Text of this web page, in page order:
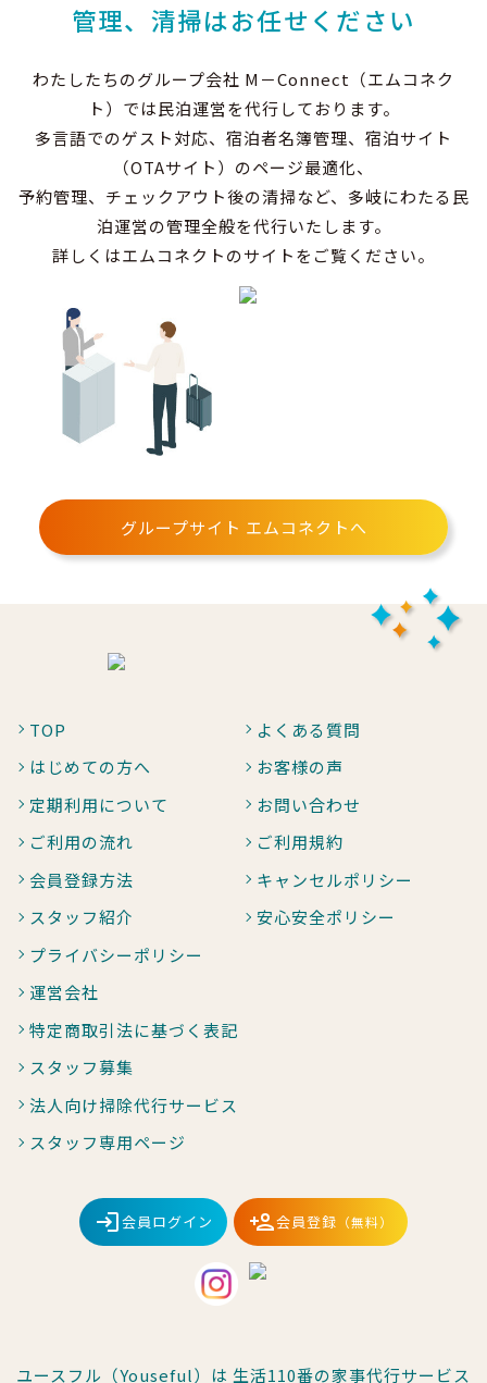
管理、清掃はお任せください
わたしたちのグループ会社 M－Connect（エムコネク
ト）では民泊運営を代行しております。
多言語でのゲスト対応、宿泊者名簿管理、宿泊サイト
（OTAサイト）のページ最適化、
予約管理、チェックアウト後の清掃など、多岐にわたる民
泊運営の管理全般を代行いたします。
詳しくはエムコネクトのサイトをご覧ください。
グループサイト エムコネクトへ
TOP
はじめての方へ
定期利用について
ご利用の流れ
会員登録方法
スタッフ紹介
よくある質問
お客様の声
お問い合わせ
ご利用規約
キャンセルポリシー
安心安全ポリシー
プライバシーポリシー
運営会社
特定商取引法に基づく表記
スタッフ募集
法人向け掃除代行サービス
スタッフ専用ページ
会員ログイン 会員登録 （無料）
ユースフル（Youseful）は 生活110番の家事代行サービス